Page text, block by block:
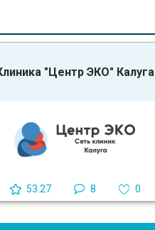
"Центр ЭКО" Калуга
53.27 8 0